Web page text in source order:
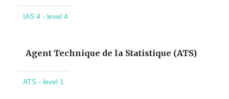
IAS 4 - level 4
Agent Technique de la Statistique (ATS)
ATS - level 1